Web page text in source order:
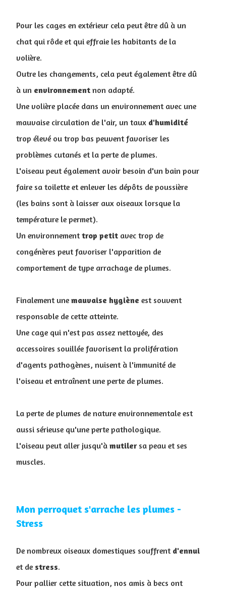
Pour les cages en extérieur cela peut être dû à un
chat qui rôde et qui effraie les habitants de la
volière.
Outre les changements, cela peut également être dû
à un environnement non adapté.
Une volière placée dans un environnement avec une
mauvaise circulation de l'air, un taux d'humidité
trop élevé ou trop bas peuvent favoriser les
problèmes cutanés et la perte de plumes.
L'oiseau peut également avoir besoin d'un bain pour
faire sa toilette et enlever les dépôts de poussière
(les bains sont à laisser aux oiseaux lorsque la
température le permet).
Un environnement trop petit avec trop de
congénères peut favoriser l'apparition de
comportement de type arrachage de plumes.
Finalement une mauvaise hygiène est souvent
responsable de cette atteinte.
Une cage qui n'est pas assez nettoyée, des
accessoires souillée favorisent la prolifération
d'agents pathogènes, nuisent à l'immunité de
l'oiseau et entraînent une perte de plumes.
La perte de plumes de nature environnementale est
aussi sérieuse qu'une perte pathologique.
L'oiseau peut aller jusqu'à mutilersa peau et ses
muscles.
Mon perroquet s'arrache les plumes -
Stress
De nombreux oiseaux domestiques souffrent d'ennui
et de stress.
Pour pallier cette situation, nos amis à becs ont